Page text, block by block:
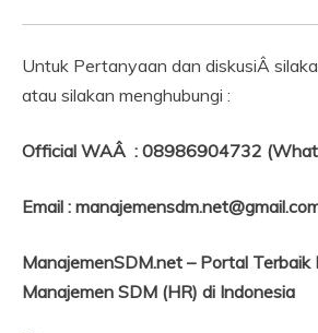
Untuk Pertanyaan dan diskusiÂ
atau silakan menghubungi :
Official WAÂ : 08986904732
Email :
ManajemenSDM.net – Portal Terbaik
Manajemen SDM (HR) di Indonesia